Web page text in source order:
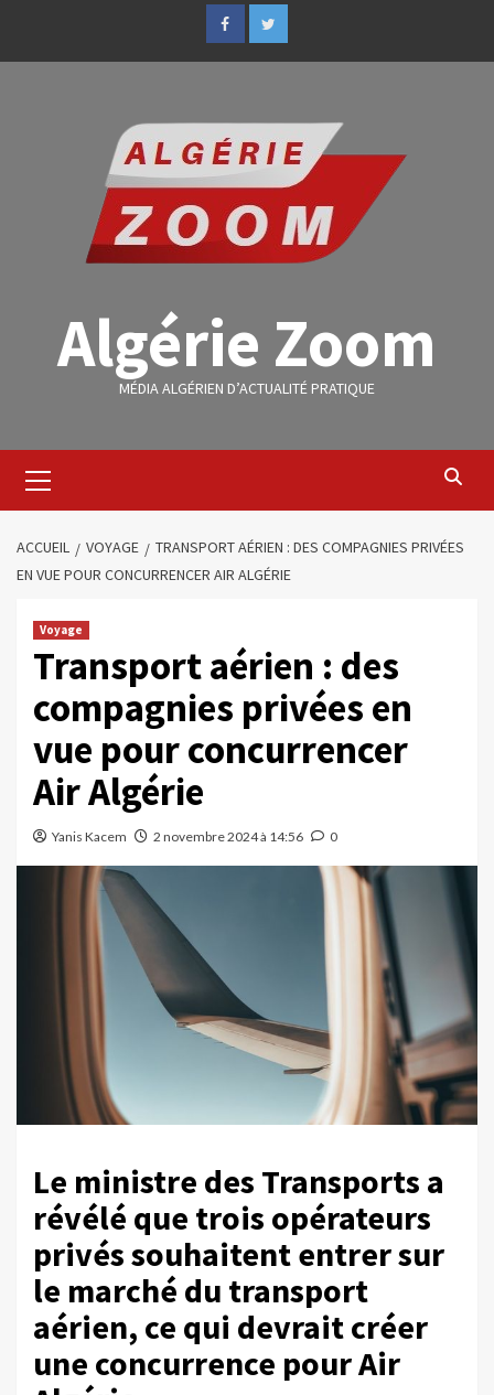
Algérie Zoom
MÉDIA ALGÉRIEN D’ACTUALITÉ PRATIQUE
ACCUEIL VOYAGE
TRANSPORT AÉRIEN : DES COMPAGNIES PRIVÉES
EN VUE POUR CONCURRENCER AIR ALGÉRIE
Voyage
Transport aérien : des
compagnies privées en
vue pour concurrencer
Air Algérie
Yanis Kacem 2 novembre 2024 à 14:56 0
Le ministre des Transports a
révélé que trois opérateurs
privés souhaitent entrer sur
le marché du transport
aérien, ce qui devrait créer
une concurrence pour Air